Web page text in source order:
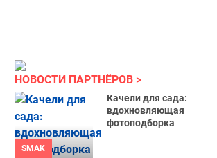
НОВОСТИ ПАРТНЁРОВ
SMAK
Качели для сада:
вдохновляющая
фотоподборка